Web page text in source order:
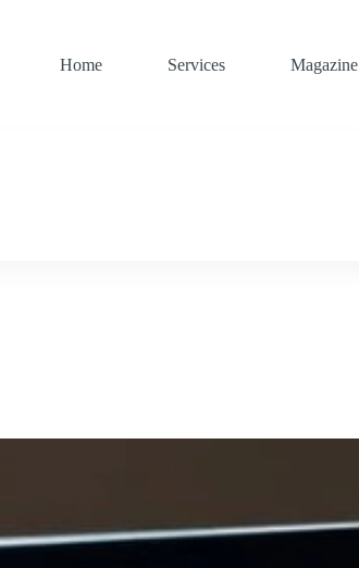
Home Services Magazine